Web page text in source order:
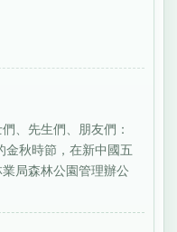
、先生們、朋友們：
金秋時節，在新中國五
局森林公園管理辦公